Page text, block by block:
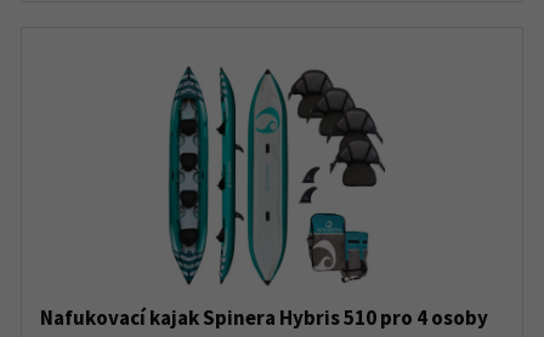
Nafukovací kajak Spinera Hybris 510 pro 4 osoby